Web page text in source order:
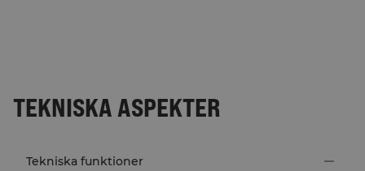
TEKNISKA ASPEKTER
Tekniska funktioner